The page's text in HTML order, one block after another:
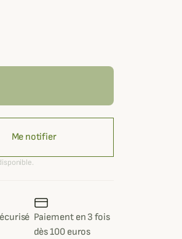
Me notifier
Paiement en 3 fois
dès 100 euros